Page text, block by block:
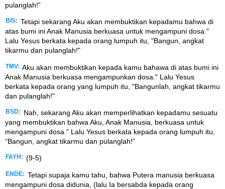
pulanglah!”
BIS: Tetapi sekarang Aku akan membuktikan kepadamu bahwa di
atas bumi ini Anak Manusia berkuasa untuk mengampuni dosa."
Lalu Yesus berkata kepada orang lumpuh itu, "Bangun, angkat
tikarmu dan pulanglah!"
TMV: Aku akan membuktikan kepada kamu bahawa di atas bumi ini
Anak Manusia berkuasa mengampunkan dosa." Lalu Yesus
berkata kepada orang yang lumpuh itu, "Bangunlah, angkat tikarmu
dan pulanglah!"
BSD:
Nah, sekarang Aku akan memperlihatkan kepadamu sesuatu
yang membuktikan bahwa Aku, Anak Manusia, berkuasa untuk
mengampuni dosa.” Lalu Yesus berkata kepada orang lumpuh itu,
“Bangun, angkat tikarmu dan pulanglah!”
FAYH: (9-5)
ENDE: Tetapi supaja kamu tahu, bahwa Putera manusia berkuasa
mengampuni dosa didunia, (lalu Ia bersabda kepada orang